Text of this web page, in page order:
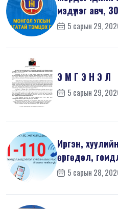
мэдүүлэг авч,
5 сарын 29,
Э М Г Э Н Э Л
5 сарын 29,
Иргэн,
өргөдөл,
5 сарын 28,